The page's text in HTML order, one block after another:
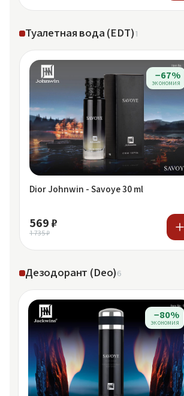
Туалетная вода (EDT)1
−67%
экономия
Dior Johnwin - Savoye 30 ml
569 ₽
1 735 ₽
Дезодорант (Deo)6
−80%
экономия